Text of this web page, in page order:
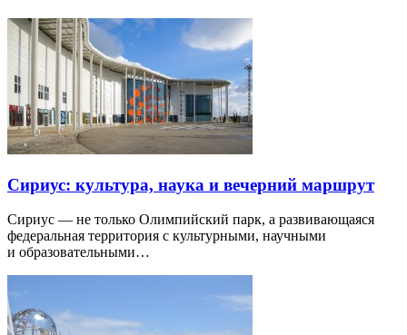
Сириус: культура, наука и вечерний маршрут
Сириус — не только Олимпийский парк, а развивающаяся
федеральная территория с культурными, научными
и образовательными…